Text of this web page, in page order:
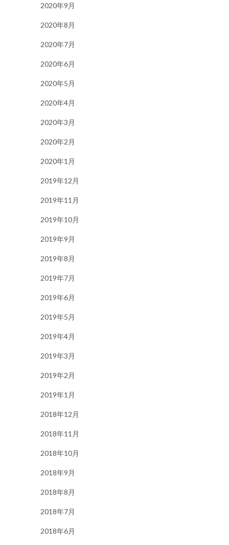
2020年9月
2020年8月
2020年7月
2020年6月
2020年5月
2020年4月
2020年3月
2020年2月
2020年1月
2019年12月
2019年11月
2019年10月
2019年9月
2019年8月
2019年7月
2019年6月
2019年5月
2019年4月
2019年3月
2019年2月
2019年1月
2018年12月
2018年11月
2018年10月
2018年9月
2018年8月
2018年7月
2018年6月